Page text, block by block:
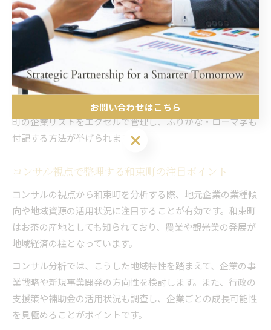
「きょうとふ そうらくぐん わづかちょう」、ローマ字は
「Kyoto-fu Soraku-gun Wazuka-cho」です。これを社内の
テンプレートやデータベースに登録しておくことで、誰でも
迷わず正しい情報を利用できる環境が整います。
特に新入社員や他部署との連携時には、地名表記の統一が業
務のスムーズ化に直結します。具体的な活用例として、和束
町の企業リストをエクセルで管理し、ふりがな・ローマ字も
付記する方法が挙げられます。
コンサル視点で整理する和束町の注目ポイント
コンサルの視点から和束町を分析する際、地元企業の業種傾
向や地域資源の活用状況に注目することが有効です。和束町
はお茶の産地としても知られており、農業や観光業の発展が
地域経済の柱となっています。
コンサル分析では、こうした地域特性を踏まえて、企業の事
業戦略や新規事業開発の方向性を検討します。また、行政の
支援策や補助金の活用状況も調査し、企業ごとの成長可能性
を見極めることがポイントです。
お問い合わせはこちら
お問い合わせはこちら